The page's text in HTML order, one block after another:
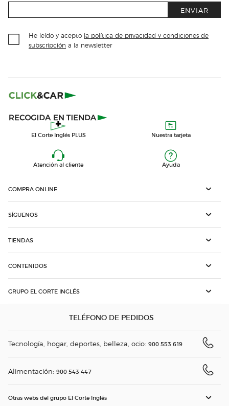
ENVIAR
He leído y acepto la política de privacidad y condiciones de
subscripción a la newsletter
El Corte Inglés PLUS Nuestra tarjeta
Atención al cliente Ayuda
COMPRA ONLINE
SÍGUENOS
TIENDAS
CONTENIDOS
GRUPO EL CORTE INGLÉS
TELÉFONO DE PEDIDOS
Tecnología, hogar, deportes, belleza, ocio: 900 553 619
Alimentación: 900 543 447
Otras webs del grupo El Corte Inglés